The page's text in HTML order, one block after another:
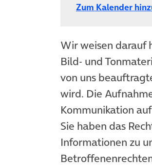
Zum Kalender
Wir weisen darauf
Bild- und
von uns
wird. Die
Kommunikation
Sie haben das
Informationen zu